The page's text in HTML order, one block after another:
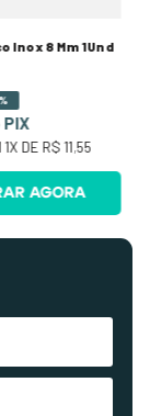
Inox 8 Mm 1Und
PIX
1X DE R$ 11,55
AGORA